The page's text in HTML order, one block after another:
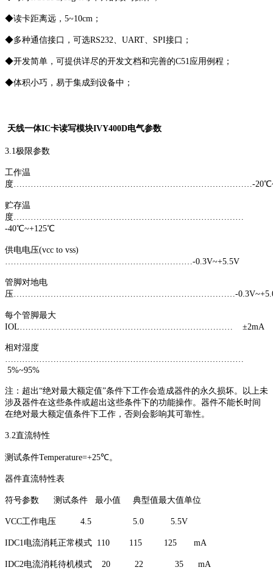
◆读卡距离远，5~10cm；
◆多种通信接口，可选RS232、UART、SPI接口；
◆开发简单，可提供详尽的开发文档和完善的C51应用例程；
◆体积小巧，易于集成到设备中；
天线一体IC卡读写模块IVY400D电气参数
3.1极限参数
工作温
度…………………………………………………………………………-
贮存温
度………………………………………………………………………
-40℃~+125℃
供电电压(vcc to vss)
…………………………………………………………-0.3V~+5.5V
管脚对地电
压……………………………………………………………………-
每个管脚最大
IOL………………………………………………………………… ±2mA
相对湿度
…………………………………………………………………………
5%~95%
注：超出“绝对最大额定值”条件下工作会造成器件的永久损坏。以上未
涉及器件在这些条件或超出这些条件下的功能操作。器件不能长时间
在绝对最大额定值条件下工作，否则会影响其可靠性。
3.2直流特性
测试条件Temperature=+25℃。
器件直流特性表
符号参数 测试条件 最小值 典型值最大值单位
VCC工作电压 4.5 5.0 5.5V
IDC1电流消耗正常模式 110 115 125 mA
IDC2电流消耗待机模式 20 22 35 mA